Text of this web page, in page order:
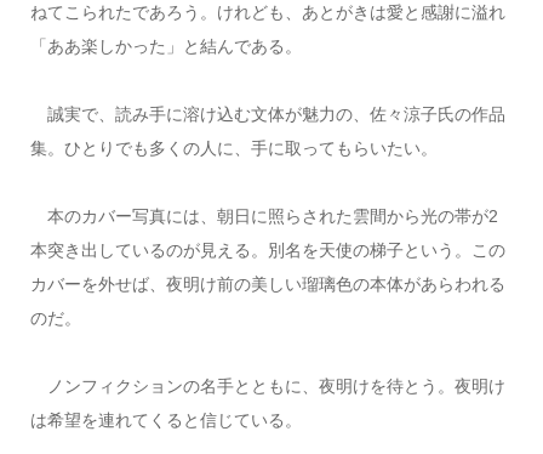
ねてこられたであろう。けれども、あとがきは愛と感謝に溢れ
「ああ楽しかった」と結んである。
誠実で、読み手に溶け込む文体が魅力の、佐々涼子氏の作品
集。ひとりでも多くの人に、手に取ってもらいたい。
本のカバー写真には、朝日に照らされた雲間から光の帯が2
本突き出しているのが見える。別名を天使の梯子という。この
カバーを外せば、夜明け前の美しい瑠璃色の本体があらわれる
のだ。
ノンフィクションの名手とともに、夜明けを待とう。夜明け
は希望を連れてくると信じている。